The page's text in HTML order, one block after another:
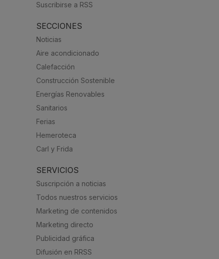
Suscribirse a RSS
SECCIONES
Noticias
Aire acondicionado
Calefacción
Construcción Sostenible
Energías Renovables
Sanitarios
Ferias
Hemeroteca
Carl y Frida
SERVICIOS
Suscripción a noticias
Todos nuestros servicios
Marketing de contenidos
Marketing directo
Publicidad gráfica
Difusión en RRSS